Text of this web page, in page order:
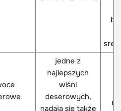
jedne z
najlepszych
wiśni
deserowych,
nadają się także